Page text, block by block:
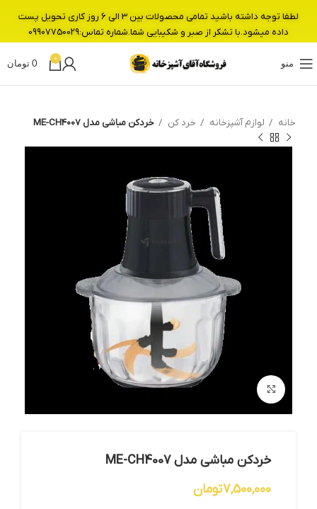
منو
0
0 تومان
خانه لوازم آشپزخانه خرد کن خردکن مباشی مدل ME-CH4007
بزرگنمایی تصویر
خردکن مباشی مدل ME-CH4007
7,500,000تومان
لطفا توجه داشته باشید تمامی محصولات بین 3 الی 6 روز کاری تحویل پست
داده میشود.با تشکر از صبر و شکیبایی شما.شماره تماس:09907750029